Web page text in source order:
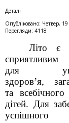
Деталі
Опубліковано: Четвер,
Перегляди: 4118
Літо є
сприятливим
для
здоров’я,
та
дітей. Для
успішного